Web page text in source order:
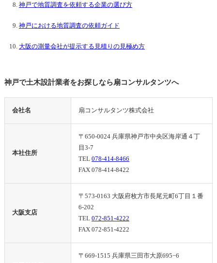
神戸で地質調査を依頼する企業の選び方
神戸における地質調査の依頼ガイド
大阪の測量会社が提示する見積りの見極め方
神戸で土木設計業者をお探しなら扇コンサルタンツへ
会社名 扇コンサルタンツ株式会社
本社住所
〒650-0024 兵庫県神戸市中央区海岸通４丁
目3-7
TEL 078-414-8466
FAX 078-414-8422
大阪支店
〒573-0163 大阪府枚方市長尾元町6丁目１番
6-202
TEL 072-851-4222
FAX 072-851-4222
〒669-1515 兵庫県三田市大原695−6